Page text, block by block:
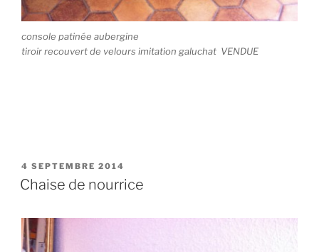
console patinée aubergine
tiroir recouvert de velours imitation galuchat VENDUE
PUBLIÉ
LE
4 SEPTEMBRE 2014
Chaise de nourrice